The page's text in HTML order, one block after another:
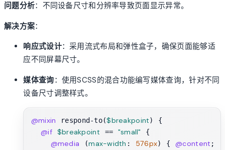
问题分析：不同设备尺寸和分辨率导致页面显示异常。
解决方案：
响应式设计：采用流式布局和弹性盒子，确保页面能够适
应不同屏幕尺寸。
媒体查询：使用SCSS的混合功能编写媒体查询，针对不同
设备尺寸调整样式。
@mixin respond-to($breakpoint) {
@if $breakpoint == "small" {
@media (max-width : 576px) { @content ; }